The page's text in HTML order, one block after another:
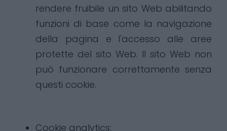
rendere fruibile un sito Web abilitando
funzioni di base come la navigazione
della pagina e l'accesso alle aree
protette del sito Web. Il sito Web non
può funzionare correttamente senza
questi cookie.
Cookie analytics: